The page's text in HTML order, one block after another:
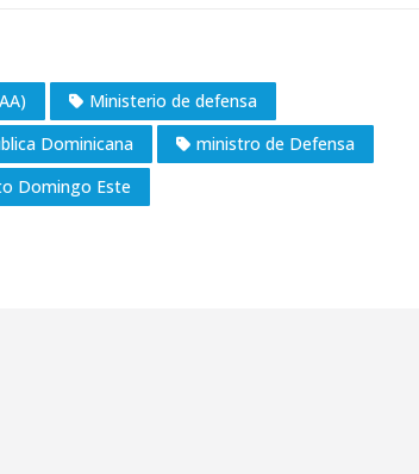
Ministerio de defensa
Dominicana
ministro de Defensa
Domingo Este